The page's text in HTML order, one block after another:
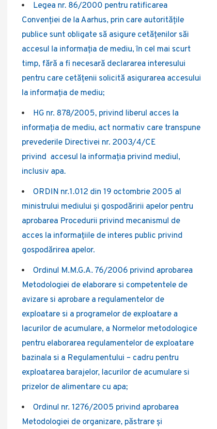
Legea nr. 86/2000 pentru ratificarea
Convenţiei de la Aarhus, prin care autorităţile
publice sunt obligate să asigure cetăţenilor săi
accesul la informaţia de mediu, în cel mai scurt
timp, fără a fi necesară declararea interesului
pentru care cetăţenii solicită asigurarea accesului
la informaţia de mediu;
HG nr. 878/2005, privind liberul acces la
informaţia de mediu, act normativ care transpune
prevederile Directivei nr. 2003/4/CE
privind accesul la informaţia privind mediul,
inclusiv apa.
ORDIN nr.1.012 din 19 octombrie 2005 al
ministrului mediului şi gospodăririi apelor pentru
aprobarea Procedurii privind mecanismul de
acces la informaţiile de interes public privind
gospodărirea apelor.
Ordinul M.M.G.A. 76/2006 privind aprobarea
Metodologiei de elaborare si competentele de
avizare si aprobare a regulamentelor de
exploatare si a programelor de exploatare a
lacurilor de acumulare, a Normelor metodologice
pentru elaborarea regulamentelor de exploatare
bazinala si a Regulamentului – cadru pentru
exploatarea barajelor, lacurilor de acumulare si
prizelor de alimentare cu apa;
Ordinul nr. 1276/2005 privind aprobarea
Metodologiei de organizare, păstrare și